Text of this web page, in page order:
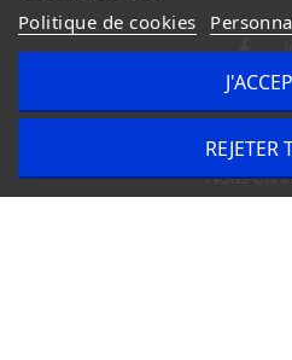
Conditions
Nous
Politique de cookies
REJETER